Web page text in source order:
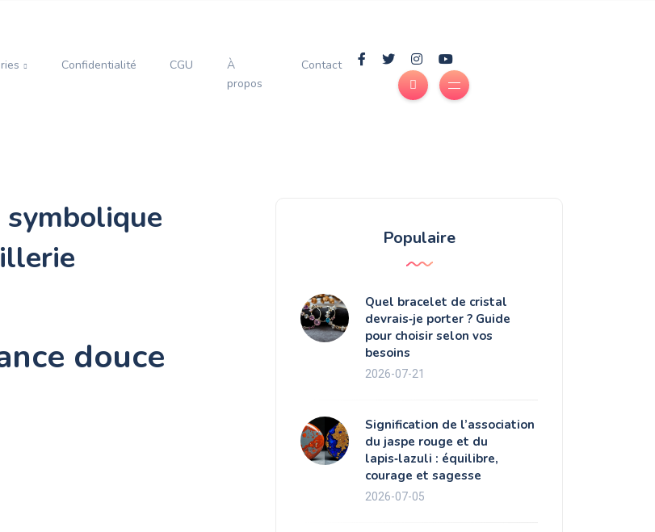
Confidentialité CGU
À
propos
Contact
symbolique
douce
Populaire
Quel bracelet de cristal
devrais‑je porter ? Guide
pour choisir selon vos
besoins
2026-07-21
Signification de l’association
du jaspe rouge et du
lapis‑lazuli : équilibre,
courage et sagesse
2026-07-05